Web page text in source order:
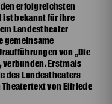
den erfolgreichsten
ist bekannt für ihre
Landestheater
gemeinsame
von „Die
verbunden. Erstmals
des Landestheaters
von Elfriede